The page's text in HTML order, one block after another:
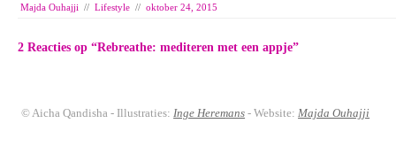
Majda Ouhajji // Lifestyle // oktober 24, 2015
2 Reacties op “Rebreathe: mediteren met een appje”
© Aicha Qandisha - Illustraties:Inge Heremans - Website:Majda Ouhajji